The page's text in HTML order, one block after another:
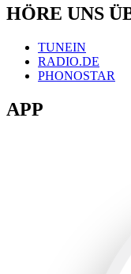
HÖRE UNS
TUNEIN
RADIO.DE
PHONOSTAR
APP